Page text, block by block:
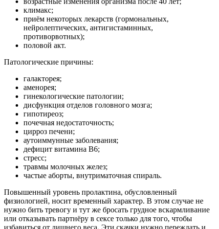
климакс;
приём некоторых лекарств (гормональных,
нейролептических, антигистаминных,
противорвотных);
половой акт.
Патологические причины:
галакторея;
аменорея;
гинекологические патологии;
дисфункция отделов головного мозга;
гипотиреоз;
почечная недостаточность;
цирроз печени;
аутоиммунные заболевания;
дефицит витамина В6;
стресс;
травмы молочных желез;
частые аборты, внутриматочная спираль.
Повышенный уровень пролактина, обусловленный
физиологией, носит временный характер. В этом случае не
нужно бить тревогу и тут же бросать грудное вскармливание
или отказывать партнёру в сексе только для того, чтобы
избавиться от лишнего веса. Эти скачки нужно переждать и